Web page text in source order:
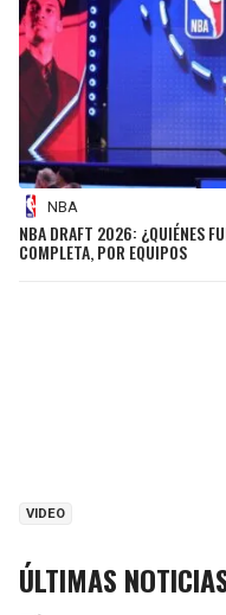
NBA
NBA DRAFT 2026: ¿QUIÉNES
COMPLETA, POR EQUIPOS
VIDEO
ÚLTIMAS